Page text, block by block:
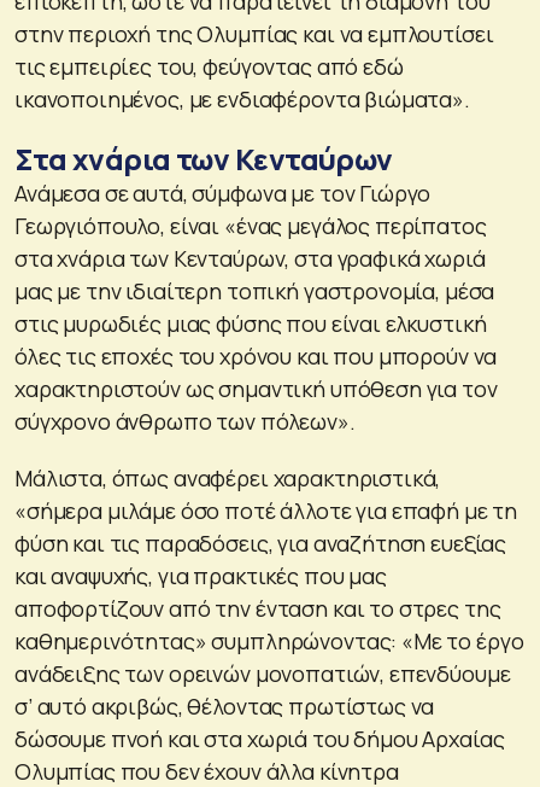
στην περιοχή της Ολυμπίας και να εμπλουτίσει
τις εμπειρίες του, φεύγοντας από εδώ
ικανοποιημένος, με ενδιαφέροντα βιώματα».
Στα χνάρια των Κενταύρων
Ανάμεσα σε αυτά, σύμφωνα με τον Γιώργο
Γεωργιόπουλο, είναι «ένας μεγάλος περίπατος
στα χνάρια των Κενταύρων, στα γραφικά χωριά
μας με την ιδιαίτερη τοπική γαστρονομία, μέσα
στις μυρωδιές μιας φύσης που είναι ελκυστική
όλες τις εποχές του χρόνου και που μπορούν να
χαρακτηριστούν ως σημαντική υπόθεση για τον
σύγχρονο άνθρωπο των πόλεων».
Μάλιστα, όπως αναφέρει χαρακτηριστικά,
«σήμερα μιλάμε όσο ποτέ άλλοτε για επαφή με τη
φύση και τις παραδόσεις, για αναζήτηση ευεξίας
και αναψυχής, για πρακτικές που μας
αποφορτίζουν από την ένταση και το στρες της
καθημερινότητας» συμπληρώνοντας: «Με το έργο
ανάδειξης των ορεινών μονοπατιών, επενδύουμε
σ’ αυτό ακριβώς, θέλοντας πρωτίστως να
δώσουμε πνοή και στα χωριά του δήμου Αρχαίας
Ολυμπίας που δεν έχουν άλλα κίνητρα